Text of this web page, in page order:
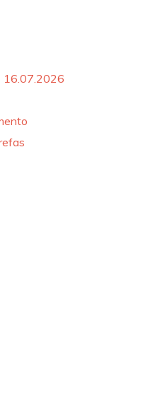
16.07.2026